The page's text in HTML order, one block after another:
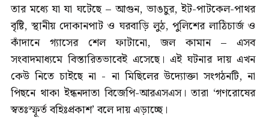
তার মধ্যে যা যা ঘটেছে – আগুন, ভাঙচুর, ইট-পাটকেল-পাথর
বৃষ্টি, স্থানীয় দোকানপাট ও ঘরবাড়ি লুঠ, পুলিশের লাঠিচার্জ ও
কাঁদানে গ্যাসের শেল ফাটানো, জল কামান – এসব
সংবাদমাধ্যমে বিস্তারিতভাবেই এসেছে। এই ঘটনার দায় এখন
কেউ নিতে চাইছে না - না মিছিলের উদ্যোক্তা সংগঠনটি, না
পিছনে থাকা ইন্ধনদাতা বিজেপি-আরএসএস। তারা ‘গণরোষের
স্বতঃস্ফূর্ত বহিঃপ্রকাশ’ বলে দায় এড়াচ্ছে।